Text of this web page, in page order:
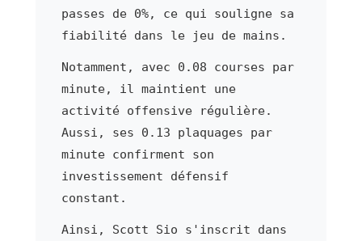
passes de 0%, ce qui souligne sa
fiabilité dans le jeu de mains.
Notamment, avec 0.08 courses par
minute, il maintient une
activité offensive régulière.
Aussi, ses 0.13 plaquages par
minute confirment son
investissement défensif
constant.
Ainsi, Scott Sio s'inscrit dans